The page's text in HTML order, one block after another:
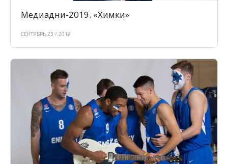
Медиадни-2019. «Химки»
СЕНТЯБРЬ 23 / 2019